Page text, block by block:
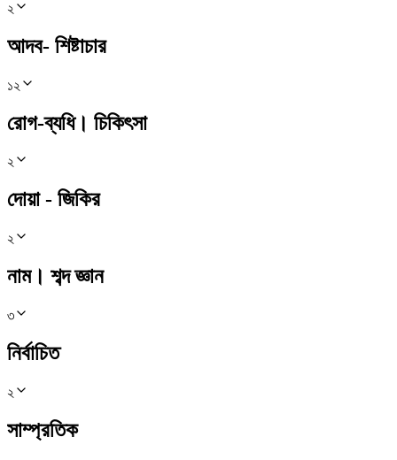
২
আদব- শিষ্টাচার
১২
রোগ-ব্যধি। চিকিৎসা
২
দোয়া - জিকির
২
নাম। শব্দ জ্ঞান
৩
নির্বাচিত
২
সাম্প্রতিক